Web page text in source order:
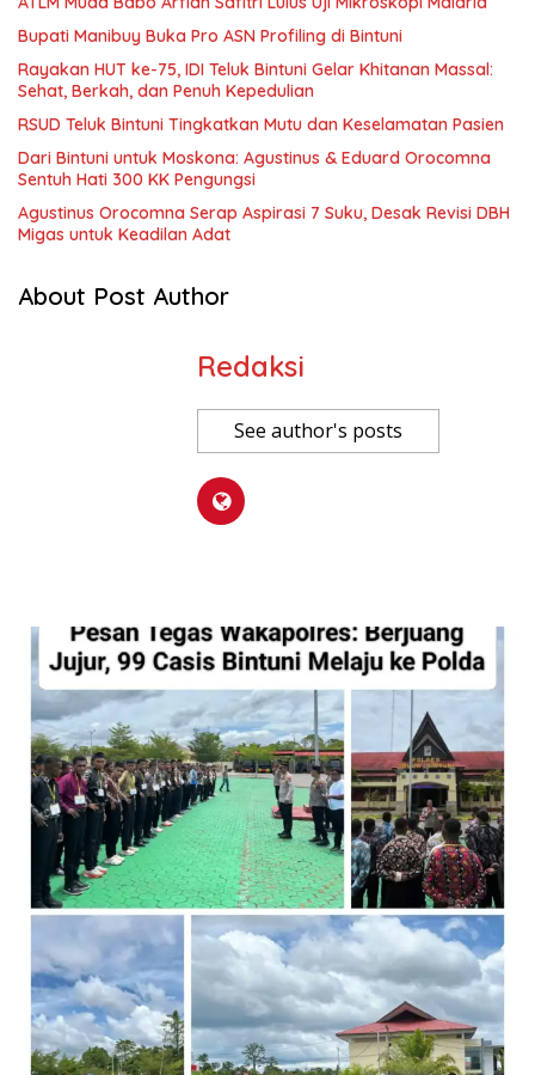
Bupati Manibuy Buka Pro ASN Profiling di Bintuni
Rayakan HUT ke-75, IDI Teluk Bintuni Gelar Khitanan Massal:
Sehat, Berkah, dan Penuh Kepedulian
RSUD Teluk Bintuni Tingkatkan Mutu dan Keselamatan Pasien
Dari Bintuni untuk Moskona: Agustinus & Eduard Orocomna
Sentuh Hati 300 KK Pengungsi
Agustinus Orocomna Serap Aspirasi 7 Suku, Desak Revisi DBH
Migas untuk Keadilan Adat
About Post Author
Redaksi
See author's posts